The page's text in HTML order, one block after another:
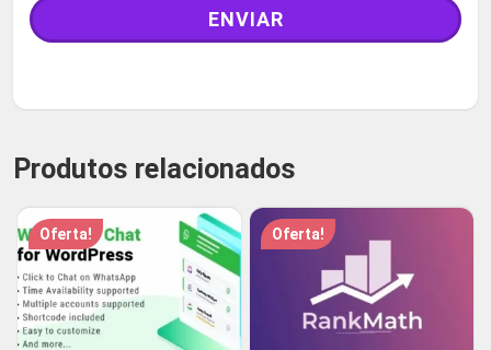
Produtos relacionados
Oferta! Oferta!